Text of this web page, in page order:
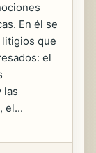
En él se
que
el
las
el...